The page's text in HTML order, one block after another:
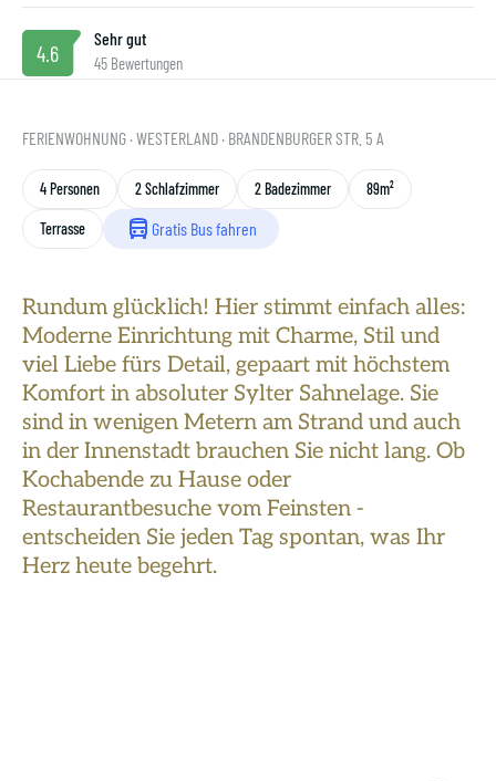
4.6
Sehr gut
45 Bewertungen
FERIENWOHNUNG · WESTERLAND · BRANDENBURGER STR. 5 A
4 Personen 2 Schlafzimmer 2 Badezimmer 89m²
Terrasse Gratis Bus fahren
Rundum glücklich! Hier stimmt einfach alles:
Moderne Einrichtung mit Charme, Stil und
viel Liebe fürs Detail, gepaart mit höchstem
Komfort in absoluter Sylter Sahnelage. Sie
sind in wenigen Metern am Strand und auch
in der Innenstadt brauchen Sie nicht lang. Ob
Kochabende zu Hause oder
Restaurantbesuche vom Feinsten -
entscheiden Sie jeden Tag spontan, was Ihr
Herz heute begehrt.